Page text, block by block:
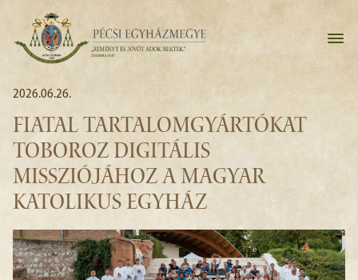
2026.06.26.
FIATAL TARTALOMGYÁRTÓKAT
TOBOROZ DIGITÁLIS
MISSZIÓJÁHOZ A MAGYAR
KATOLIKUS EGYHÁZ